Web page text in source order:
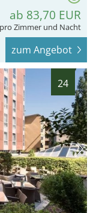
ab 83,70 EUR
pro Zimmer und Nacht
zum Angebot
24